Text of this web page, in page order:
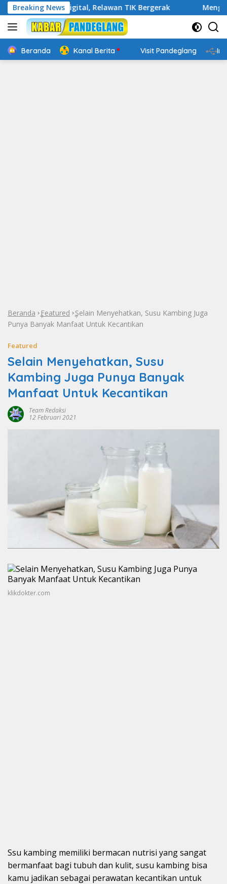
Langsung
ke
konten
Breaking News
Digital, Relawan TIK Bergerak Mengenal
Beranda Kanal Berita Visit Pandeglang
Beranda »Featured »Selain Menyehatkan, Susu Kambing Juga
Punya Banyak Manfaat Untuk Kecantikan
Featured
Selain Menyehatkan, Susu
Kambing Juga Punya Banyak
Manfaat Untuk Kecantikan
Team Redaksi
12 Februari 2021
klikdokter.com
Ssu kambing memiliki bermacan nutrisi yang sangat
bermanfaat bagi tubuh dan kulit, susu kambing bisa
kamu jadikan sebagai perawatan kecantikan untuk